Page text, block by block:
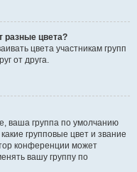
разные цвета?
цвета участникам групп
от друга.
ваша группа по умолчанию
групповые цвет и звание
конференции может
вашу группу по